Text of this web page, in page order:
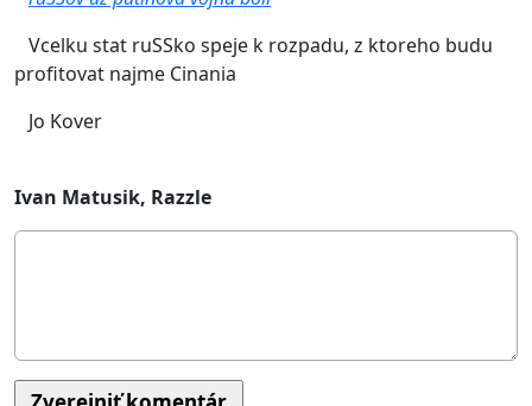
Vcelku stat ruSSko speje k rozpadu, z ktoreho budu
profitovat najme Cinania
Jo Kover
Ivan Matusik, Razzle